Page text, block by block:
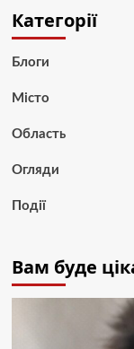
Категорії
Блоги
Місто
Область
Огляди
Події
Вам буде